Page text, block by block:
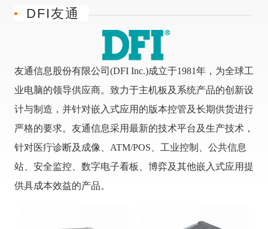
DFI友通
友通信息股份有限公司(DFI Inc.)成立于1981年，为全球工
业电脑的领导供应商。致力于主机板及系统产品的创新设
计与制造，并针对嵌入式应用的版本控管及长期供货进行
严格的要求。友通信息采用最新的技术平台及生产技术，
针对医疔诊断及成像、ATM/POS、工业控制、公共信息
站、安全监控、数字电子看板、博弈及其他嵌入式应用提
供具成本效益的产品。